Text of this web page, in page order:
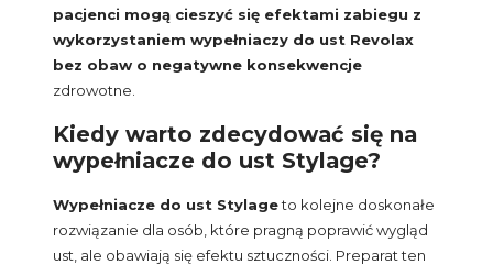
pacjenci mogą cieszyć się efektami zabiegu z
wykorzystaniem wypełniaczy do ust Revolax
bez obaw o negatywne konsekwencje
zdrowotne.
Kiedy warto zdecydować się na
wypełniacze do ust Stylage?
Wypełniacze do ust Stylageto kolejne doskonałe
rozwiązanie dla osób, które pragną poprawić wygląd
ust, ale obawiają się efektu sztuczności. Preparat ten